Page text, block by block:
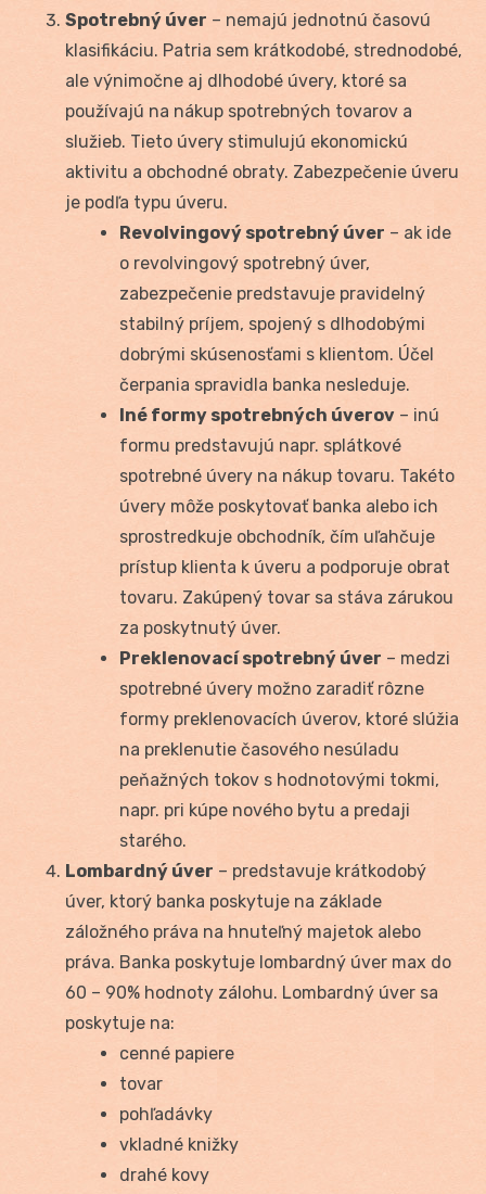
Spotrebný úver – nemajú jednotnú časovú
klasifikáciu. Patria sem krátkodobé, strednodobé,
ale výnimočne aj dlhodobé úvery, ktoré sa
používajú na nákup spotrebných tovarov a
služieb. Tieto úvery stimulujú ekonomickú
aktivitu a obchodné obraty. Zabezpečenie úveru
je podľa typu úveru.
Revolvingový spotrebný úver – ak ide
o revolvingový spotrebný úver,
zabezpečenie predstavuje pravidelný
stabilný príjem, spojený s dlhodobými
dobrými skúsenosťami s klientom. Účel
čerpania spravidla banka nesleduje.
Iné formy spotrebných úverov – inú
formu predstavujú napr. splátkové
spotrebné úvery na nákup tovaru. Takéto
úvery môže poskytovať banka alebo ich
sprostredkuje obchodník, čím uľahčuje
prístup klienta k úveru a podporuje obrat
tovaru. Zakúpený tovar sa stáva zárukou
za poskytnutý úver.
Preklenovací spotrebný úver – medzi
spotrebné úvery možno zaradiť rôzne
formy preklenovacích úverov, ktoré slúžia
na preklenutie časového nesúladu
peňažných tokov s hodnotovými tokmi,
napr. pri kúpe nového bytu a predaji
starého.
Lombardný úver – predstavuje krátkodobý
úver, ktorý banka poskytuje na základe
záložného práva na hnuteľný majetok alebo
práva. Banka poskytuje lombardný úver max do
60 – 90% hodnoty zálohu. Lombardný úver sa
poskytuje na:
cenné papiere
tovar
pohľadávky
vkladné knižky
drahé kovy